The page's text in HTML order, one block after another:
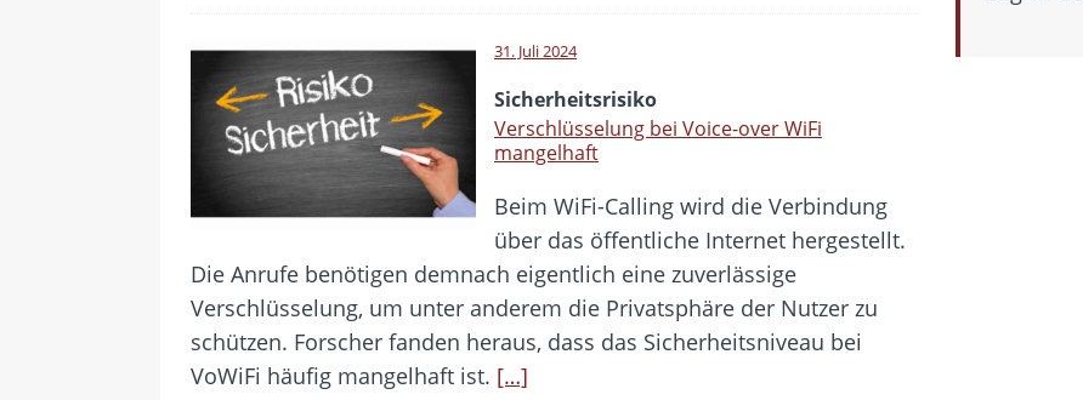
31. Juli 2024
Sicherheitsrisiko
Verschlüsselung bei Voice-over WiFi
mangelhaft
Beim WiFi-Calling wird die Verbindung
über das öffentliche Internet hergestellt.
Die Anrufe benötigen demnach eigentlich eine zuverlässige
Verschlüsselung, um unter anderem die Privatsphäre der Nutzer zu
schützen. Forscher fanden heraus, dass das Sicherheitsniveau bei
VoWiFi häufig mangelhaft ist. […]